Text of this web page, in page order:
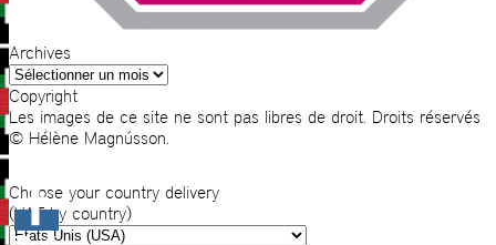
Archives
Archives
Copyright
Les images de ce site ne sont pas libres de droit. Droits réservés
© Hélène Magnússon.
Choose your country delivery
(VAT by country)